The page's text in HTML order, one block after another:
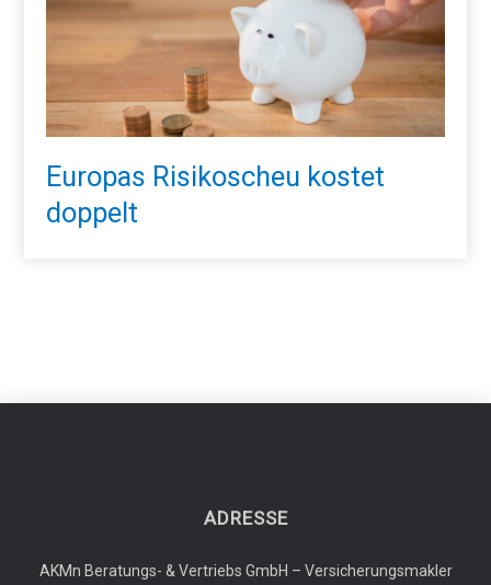
Europas Risikoscheu kostet
doppelt
ADRESSE
AKMn Beratungs- & Vertriebs GmbH – Versicherungsmakler